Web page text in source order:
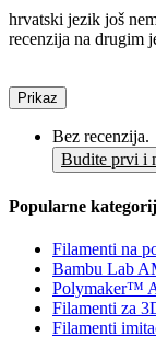
hrvatski jezik još
recenzija na drugim
Prikaz
Bez recenzija.
Budite prvi i
Popularne
Filamenti na
Bambu Lab
Polymaker™
Filamenti za
Filamenti